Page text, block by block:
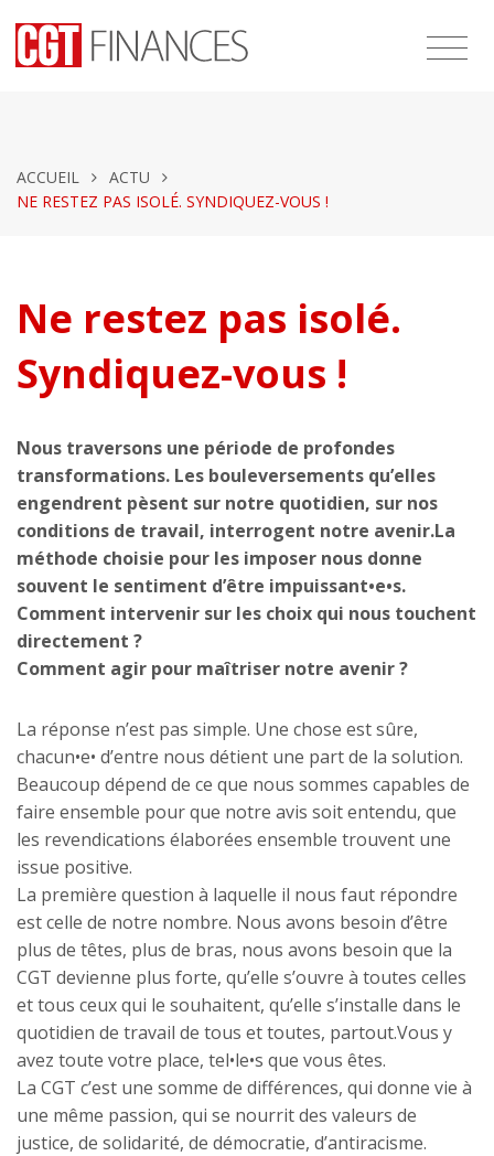
ACCUEIL
ACTU
NE RESTEZ PAS ISOLÉ. SYNDIQUEZ-VOUS !
Ne restez pas isolé.
Syndiquez-vous !
Nous traversons une période de profondes
transformations. Les bouleversements qu’elles
engendrent pèsent sur notre quotidien, sur nos
conditions de travail, interrogent notre avenir.La
méthode choisie pour les imposer nous donne
souvent le sentiment d’être impuissant•e•s.
Comment intervenir sur les choix qui nous touchent
directement ?
Comment agir pour maîtriser notre avenir ?
La réponse n’est pas simple. Une chose est sûre,
chacun•e• d’entre nous détient une part de la solution.
Beaucoup dépend de ce que nous sommes capables de
faire ensemble pour que notre avis soit entendu, que
les revendications élaborées ensemble trouvent une
issue positive.
La première question à laquelle il nous faut répondre
est celle de notre nombre. Nous avons besoin d’être
plus de têtes, plus de bras, nous avons besoin que la
CGT devienne plus forte, qu’elle s’ouvre à toutes celles
et tous ceux qui le souhaitent, qu’elle s’installe dans le
quotidien de travail de tous et toutes, partout.Vous y
avez toute votre place, tel•le•s que vous êtes.
La CGT c’est une somme de différences, qui donne vie à
une même passion, qui se nourrit des valeurs de
justice, de solidarité, de démocratie, d’antiracisme.